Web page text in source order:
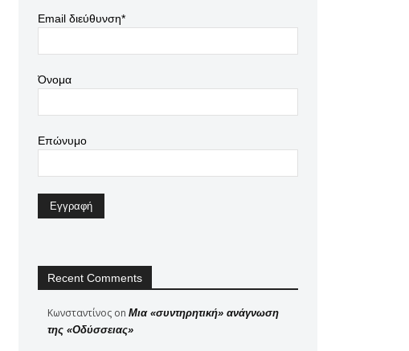
Email διεύθυνση*
Όνομα
Επώνυμο
Recent Comments
Κωνσταντίνος on Μια «συντηρητική» ανάγνωση
της «Οδύσσειας»